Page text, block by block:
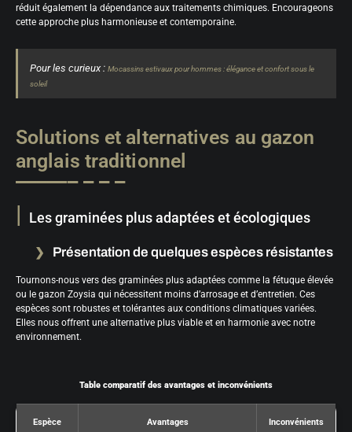
réduit également la dépendance aux traitements chimiques. Encourageons
cette approche plus harmonieuse et contemporaine.
Pour les curieux : Mocassins estivaux pour hommes : élégance et confort sous le
soleil
Solutions et alternatives au gazon
anglais traditionnel
Les graminées plus adaptées et écologiques
Présentation de quelques espèces résistantes
Tournons-nous vers des graminées plus adaptées comme la fétuque élevée
ou le gazon Zoysia qui nécessitent moins d’arrosage et d’entretien. Ces
espèces sont robustes et tolérantes aux conditions climatiques variées.
Elles nous offrent une alternative plus viable et en harmonie avec notre
environnement.
Table comparatif des avantages et inconvénients
Espèce Avantages Inconvénients